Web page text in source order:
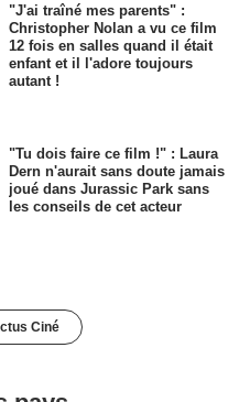
"J'ai traîné mes parents" :
Christopher Nolan a vu ce film
12 fois en salles quand il était
enfant et il l'adore toujours
autant !
"Tu dois faire ce film !" : Laura
Dern n'aurait sans doute jamais
joué dans Jurassic Park sans
les conseils de cet acteur
Ciné